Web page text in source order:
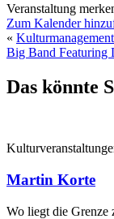
Veranstaltung
Zum Kalender
«
Big Band Featuring
Das könnte
Martin Korte
Wo liegt die Grenze